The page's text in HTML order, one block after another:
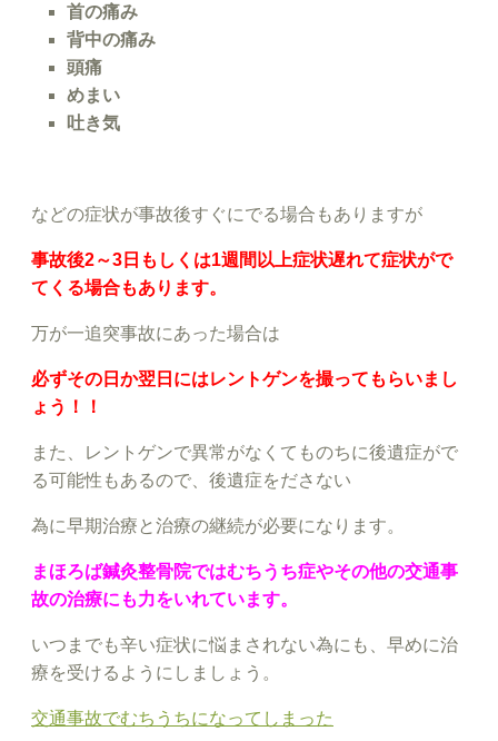
首の痛み
背中の痛み
頭痛
めまい
吐き気
などの症状が事故後すぐにでる場合もありますが
事故後2～3日もしくは1週間以上症状遅れて症状がで
てくる場合もあります。
万が一追突事故にあった場合は
必ずその日か翌日にはレントゲンを撮ってもらいまし
ょう！！
また、レントゲンで異常がなくてものちに後遺症がで
る可能性もあるので、後遺症をださない
為に早期治療と治療の継続が必要になります。
まほろば鍼灸整骨院ではむちうち症やその他の交通事
故の治療にも力をいれています。
いつまでも辛い症状に悩まされない為にも、早めに治
療を受けるようにしましょう。
交通事故でむちうちになってしまった